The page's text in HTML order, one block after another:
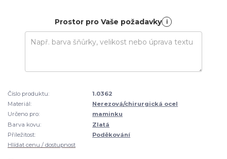
Prostor pro Vaše požadavky i
Číslo produktu:
1.0362
Materiál:
Nerezová/chirurgická ocel
Určeno pro:
maminku
Barva kovu:
Zlatá
Příležitost:
Poděkování
Hlídat cenu / dostupnost